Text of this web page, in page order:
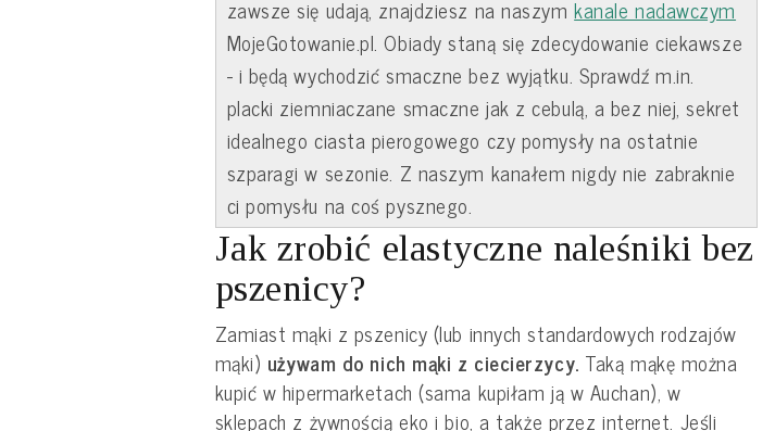
zawsze się udają, znajdziesz na naszymkanale nadawczym
MojeGotowanie.pl. Obiady staną się zdecydowanie ciekawsze
- i będą wychodzić smaczne bez wyjątku. Sprawdź m.in.
placki ziemniaczane smaczne jak z cebulą, a bez niej, sekret
idealnego ciasta pierogowego czy pomysły na ostatnie
szparagi w sezonie. Z naszym kanałem nigdy nie zabraknie
ci pomysłu na coś pysznego.
Jak zrobić elastyczne naleśniki bez
pszenicy?
Zamiast mąki z pszenicy (lub innych standardowych rodzajów
mąki) używam do nich mąki z ciecierzycy. Taką mąkę można
kupić w hipermarketach (sama kupiłam ją w Auchan), w
sklepach z żywnością eko i bio, a także przez internet. Jeśli